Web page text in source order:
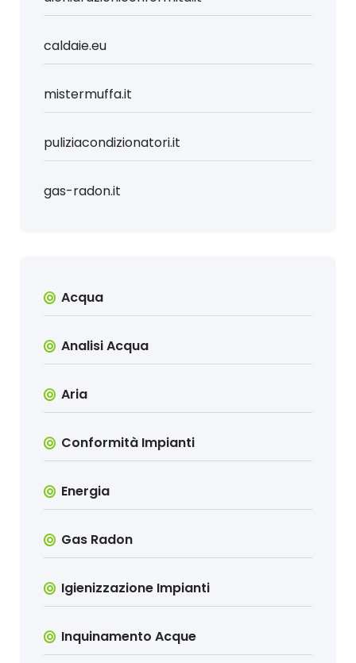
caldaie.eu
mistermuffa.it
puliziacondizionatori.it
gas-radon.it
Acqua
Analisi Acqua
Aria
Conformità Impianti
Energia
Gas Radon
Igienizzazione Impianti
Inquinamento Acque